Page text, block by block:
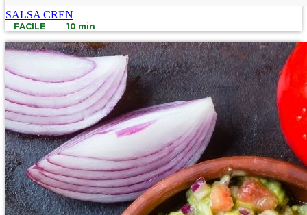
SALSA CREN
FACILE 10 min